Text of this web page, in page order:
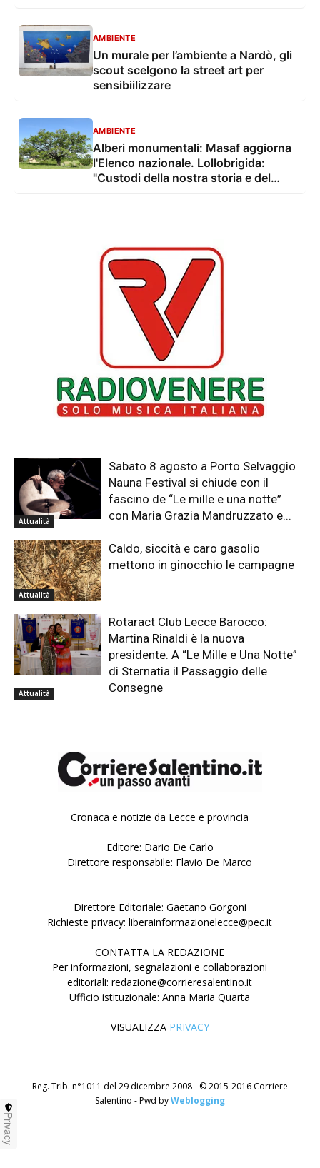
AMBIENTE
Un murale per l’ambiente a Nardò, gli
scout scelgono la street art per
sensibiilizzare
AMBIENTE
Alberi monumentali: Masaf aggiorna
l'Elenco nazionale. Lollobrigida:
"Custodi della nostra storia e del
Attualità
Sabato 8 agosto a Porto Selvaggio
Nauna Festival si chiude con il
fascino de “Le mille e una notte”
con Maria Grazia Mandruzzato e...
Attualità
Caldo, siccità e caro gasolio
mettono in ginocchio le campagne
Attualità
Rotaract Club Lecce Barocco:
Martina Rinaldi è la nuova
presidente. A “Le Mille e Una Notte”
di Sternatia il Passaggio delle
Consegne
Cronaca e notizie da Lecce e provincia
Editore: Dario De Carlo
Direttore responsabile: Flavio De Marco
Direttore Editoriale: Gaetano Gorgoni
Richieste privacy: liberainformazionelecce@pec.it
CONTATTA LA REDAZIONE
Per informazioni, segnalazioni e collaborazioni
editoriali: redazione@corrieresalentino.it
Ufficio istituzionale: Anna Maria Quarta
VISUALIZZA PRIVACY
Reg. Trib. n°1011 del 29 dicembre 2008 - © 2015-2016 Corriere
Salentino - Pwd byWeblogging
Privacy